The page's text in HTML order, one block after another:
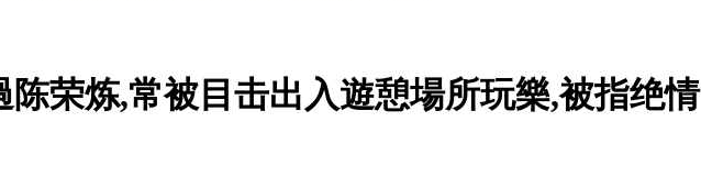
荣炼,常被目击出入遊憩場所玩樂,被指绝情